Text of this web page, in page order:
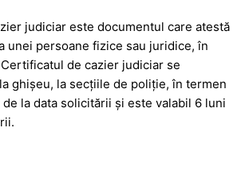
judiciar este documentul care atestă
unei persoane fizice sau juridice, în
de cazier judiciar se
ghișeu, la secțiile de poliție, în termen
la data solicitării și este valabil 6 luni